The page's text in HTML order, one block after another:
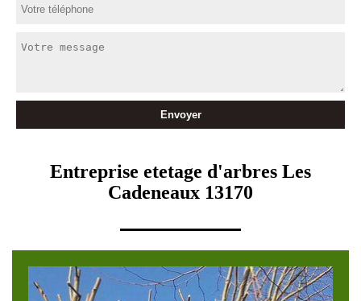
Entreprise etetage d'arbres Les
Cadeneaux 13170